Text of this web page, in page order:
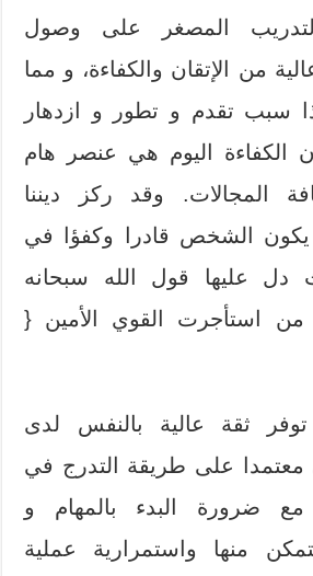
المصغر على وصول
من الإتقان والكفاءة، و مما
سبب تقدم و تطور و ازدهار
الكفاءة اليوم هي عنصر هام
المجالات. وقد ركز ديننا
الشخص قادرا وكفؤا في
دل عليها قول الله سبحانه
من استأجرت القوي الأمين {
ثقة عالية بالنفس لدى
معتمدا على طريقة التدرج في
مع ضرورة البدء بالمهام و
منها واستمرارية عملية